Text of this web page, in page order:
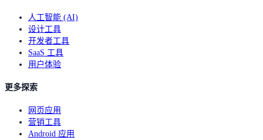
人工智能 (AI)
设计工具
开发者工具
SaaS 工具
用户体验
更多探索
网页应用
营销工具
Android 应用